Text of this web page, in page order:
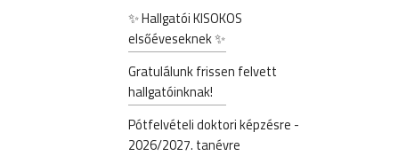
✨ Hallgatói KISOKOS
elsőéveseknek ✨
Gratulálunk frissen felvett
hallgatóinknak!
Pótfelvételi doktori képzésre -
2026/2027. tanévre